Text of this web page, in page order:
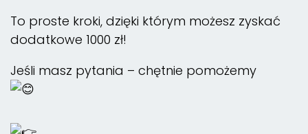
To proste kroki, dzięki którym możesz zyskać
dodatkowe 1000 zł!
Jeśli masz pytania – chętnie pomożemy